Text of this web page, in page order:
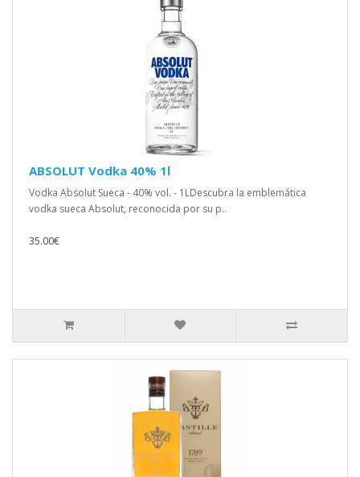
ABSOLUT Vodka 40% 1l
Vodka Absolut Sueca - 40% vol. - 1LDescubra la emblemática
vodka sueca Absolut, reconocida por su p..
35.00€